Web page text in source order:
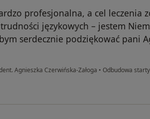
profesjonalna, a cel leczenia
językowych – jestem
serdecznie podziękować pani
Agnieszka Czerwińska-Załoga • Odbudowa